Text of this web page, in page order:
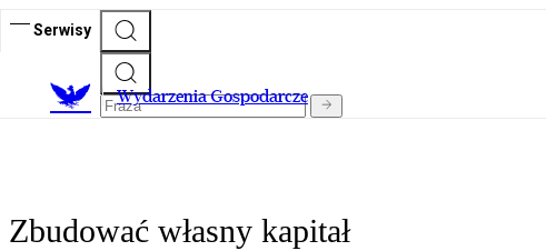
Serwisy
Wydarzenia Gospodarcze
Zbudować własny kapitał